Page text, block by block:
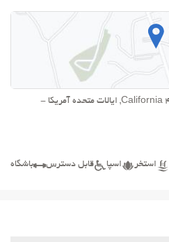
134 California 4 Murphys, 95247 Murphys, ایالات متحده آمریکا -
استخر اسپا قابل دسترس باشگاه